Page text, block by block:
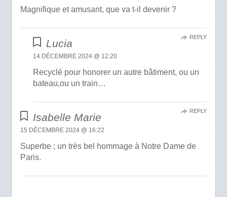
Magnifique et amusant, que va t-il devenir ?
Lucia
14 DÉCEMBRE 2024 @ 12:20
Recyclé pour honorer un autre bâtiment, ou un
bateau,ou un train…
REPLY
Isabelle Marie
15 DÉCEMBRE 2024 @ 16:22
Superbe ; un très bel hommage à Notre Dame de
Paris.
REPLY